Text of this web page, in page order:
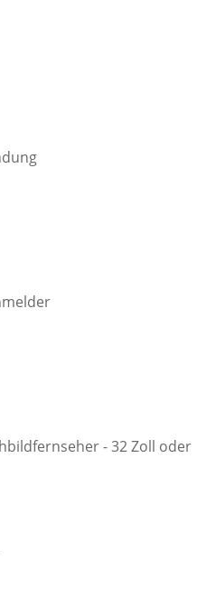
- 32 Zoll oder